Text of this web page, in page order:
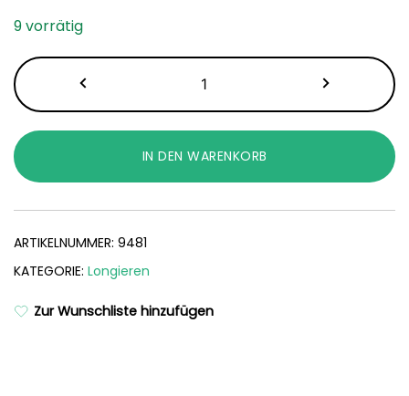
9 vorrätig
Double
extra
Menge
IN DEN WARENKORB
ARTIKELNUMMER: 9481
KATEGORIE: Longieren
Zur Wunschliste hinzufügen